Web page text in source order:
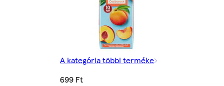
A kategória többi terméke
699 Ft